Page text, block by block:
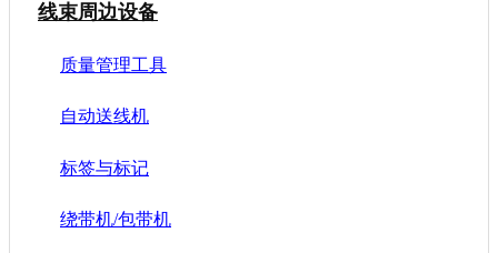
线束周边设备
质量管理工具
自动送线机
标签与标记
绕带机/包带机